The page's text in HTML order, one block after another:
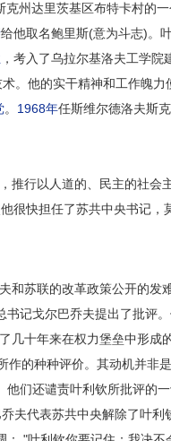
州达里茨基区布特卡村的
给他取名鲍里斯(意为斗志)。
，考入了乌拉尔基洛夫工学院
。他的实干精神和工作魄
。 1968年任斯维尔德洛夫斯
行以人道的、民主的社会
很快担任了苏共中央书记
和苏联的改革政策公开的发
记戈尔巴乔夫提出了批评
几十年来在权力堡垒中形成
的种种评价。其动机并非
们还谴责叶利钦所批评的
夫代表苏共中央解除了叶利